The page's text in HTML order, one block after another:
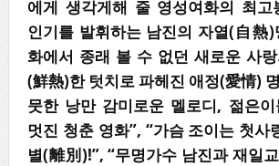
에게 생각게해 줄 영성여화의 최고
인기를 발휘하는 남진의 자열(自熱)
화에서 종래 볼 수 없던 새로운 사
(鮮熱)한 텃치로 파헤진 애정(愛情)
뭇한 낭만 감미로운 멜로디, 젊은
멋진 청춘 영화”, “가슴 조이는 첫사
별(離別)!”, “무명가수 남진과 재일